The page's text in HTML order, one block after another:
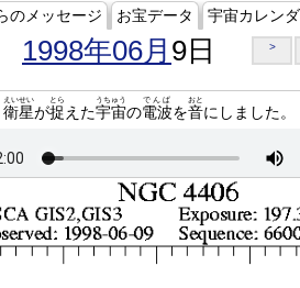
のメッセージ お宝データ 宇宙カレン
1998年06月 9日 >
衛星
えいせい
が捉
とら
えた宇宙
うちゅう
の電波
でんぱ
を音
おと
にしました。